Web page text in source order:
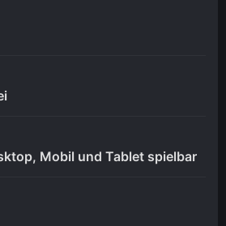
Mobil und Tablet spielbar